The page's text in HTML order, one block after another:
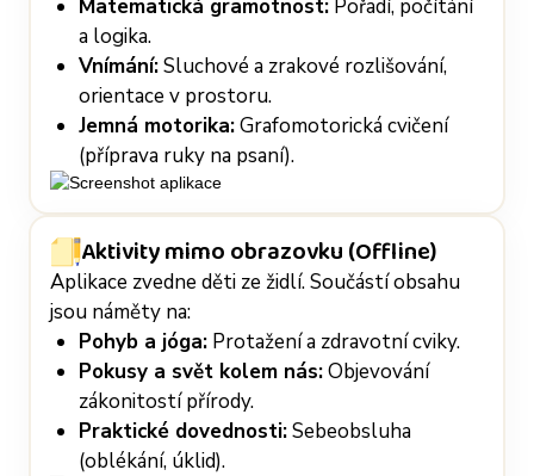
Matematická gramotnost:Pořadí, počítání
a logika.
Vnímání:Sluchové a zrakové rozlišování,
orientace v prostoru.
Jemná motorika:Grafomotorická cvičení
(příprava ruky na psaní).
Aktivity mimo obrazovku (Offline)
Aplikace zvedne děti ze židlí. Součástí obsahu
jsou náměty na:
Pohyb a jóga:Protažení a zdravotní cviky.
Pokusy a svět kolem nás:Objevování
zákonitostí přírody.
Praktické dovednosti:Sebeobsluha
(oblékání, úklid).